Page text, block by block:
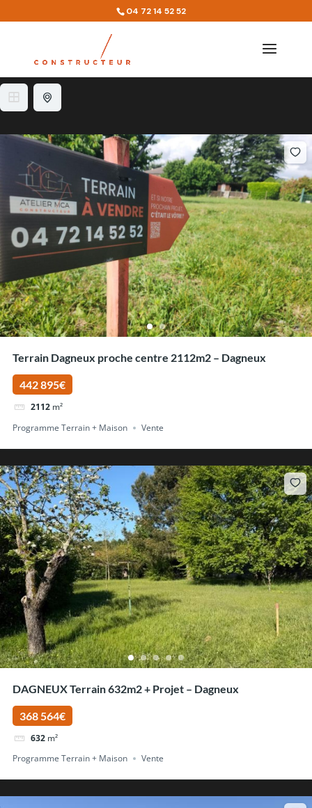
04 72 14 52 52
Quartier :01120
9 résultats
Terrain Dagneux proche centre 2112m2 – Dagneux
442 895€
2112 m²
Programme Terrain + Maison
Vente
DAGNEUX Terrain 632m2 + Projet – Dagneux
368 564€
632 m²
Programme Terrain + Maison
Vente